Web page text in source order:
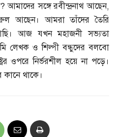
?আমাদের সঙ্গে রবীন্দ্রনাথ আছেন,
আছেন। আমরা তাঁদের তৈরি
আজ যখন মহাজনী সভ্যতা
লেখক ও শিল্পী বন্ধুদের বলবো
ওপরে নির্ভরশীল হয়ে না পড়ে।
থাকে।